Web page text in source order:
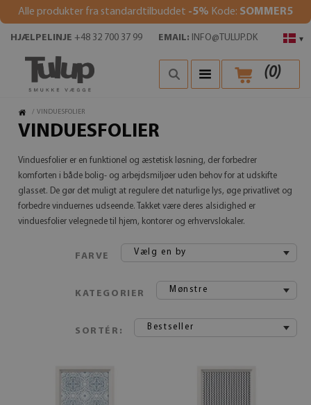
Alle produkter fra standardtilbuddet -5% Kode: SOMMER5
▾
HJÆLPELINJE +48 32 700 37 99 EMAIL: INFO@TULUP.DK
(0)
/ VINDUESFOLIER
VINDUESFOLIER
Vinduesfolier er en funktionel og æstetisk løsning, der forbedrer
komforten i både bolig- og arbejdsmiljøer uden behov for at udskifte
glasset. De gør det muligt at regulere det naturlige lys, øge privatlivet og
forbedre vinduernes udseende. Takket være deres alsidighed er
vinduesfolier velegnede til hjem, kontorer og erhvervslokaler.
FARVE Vælg en by
KATEGORIER Mønstre
SORTÉR: Bestseller